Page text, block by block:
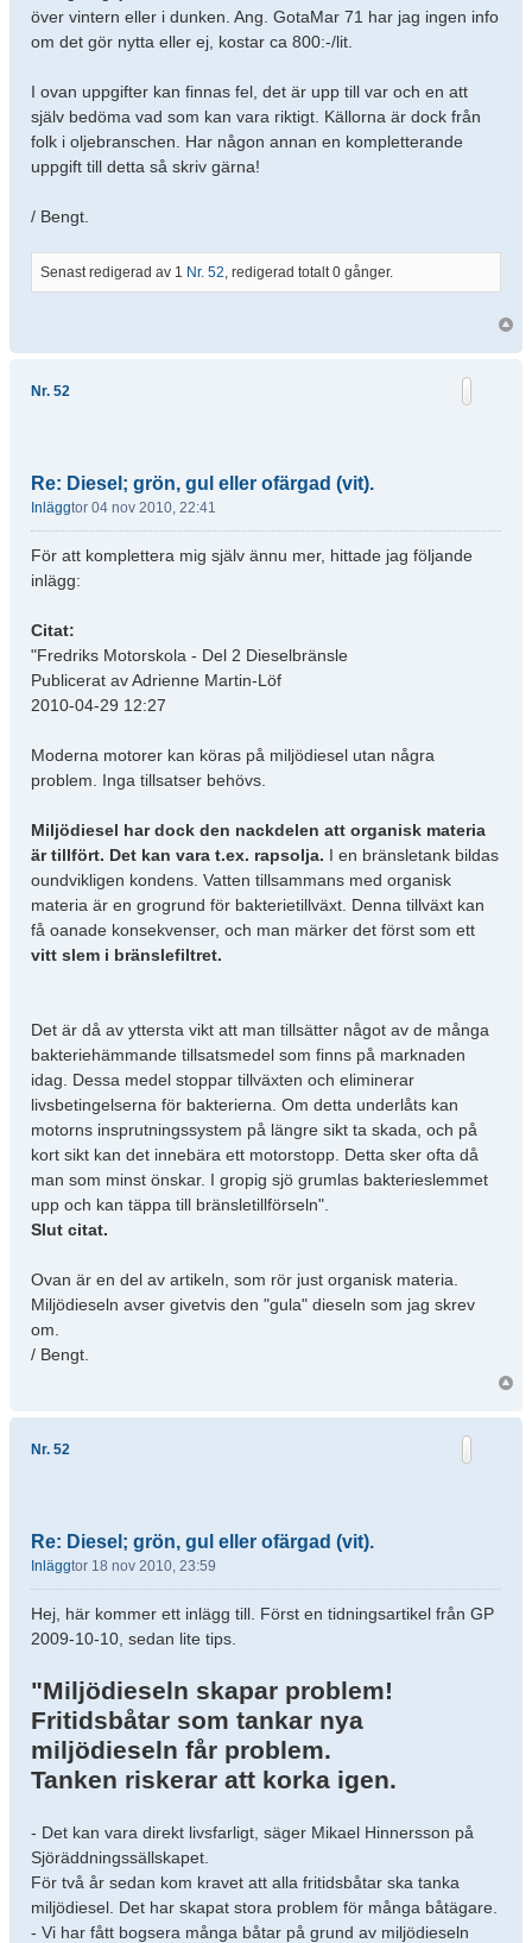
över vintern eller i dunken. Ang. GotaMar 71 har jag ingen info
om det gör nytta eller ej, kostar ca 800:-/lit.
I ovan uppgifter kan finnas fel, det är upp till var och en att
själv bedöma vad som kan vara riktigt. Källorna är dock från
folk i oljebranschen. Har någon annan en kompletterande
uppgift till detta så skriv gärna!
/ Bengt.
Senast redigerad av 1 Nr. 52, redigerad totalt 0 gånger.
Nr. 52
Re: Diesel; grön, gul eller ofärgad (vit).
Inläggtor 04 nov 2010, 22:41
För att komplettera mig själv ännu mer, hittade jag följande
inlägg:
Citat:
"Fredriks Motorskola - Del 2 Dieselbränsle
Publicerat av Adrienne Martin-Löf
2010-04-29 12:27
Moderna motorer kan köras på miljödiesel utan några
problem. Inga tillsatser behövs.
Miljödiesel har dock den nackdelen att organisk materia
är tillfört. Det kan vara t.ex. rapsolja. I en bränsletank bildas
oundvikligen kondens. Vatten tillsammans med organisk
materia är en grogrund för bakterietillväxt. Denna tillväxt kan
få oanade konsekvenser, och man märker det först som ett
vitt slem i bränslefiltret.
Det är då av yttersta vikt att man tillsätter något av de många
bakteriehämmande tillsatsmedel som finns på marknaden
idag. Dessa medel stoppar tillväxten och eliminerar
livsbetingelserna för bakterierna. Om detta underlåts kan
motorns insprutningssystem på längre sikt ta skada, och på
kort sikt kan det innebära ett motorstopp. Detta sker ofta då
man som minst önskar. I gropig sjö grumlas bakterieslemmet
upp och kan täppa till bränsletillförseln".
Slut citat.
Ovan är en del av artikeln, som rör just organisk materia.
Miljödieseln avser givetvis den "gula" dieseln som jag skrev
om.
/ Bengt.
Nr. 52
Re: Diesel; grön, gul eller ofärgad (vit).
Inläggtor 18 nov 2010, 23:59
Hej, här kommer ett inlägg till. Först en tidningsartikel från GP
2009-10-10, sedan lite tips.
"Miljödieseln skapar problem!
Fritidsbåtar som tankar nya
miljödieseln får problem.
Tanken riskerar att korka igen.
- Det kan vara direkt livsfarligt, säger Mikael Hinnersson på
Sjöräddningssällskapet.
För två år sedan kom kravet att alla fritidsbåtar ska tanka
miljödiesel. Det har skapat stora problem för många båtägare.
- Vi har fått bogsera många båtar på grund av miljödieseln